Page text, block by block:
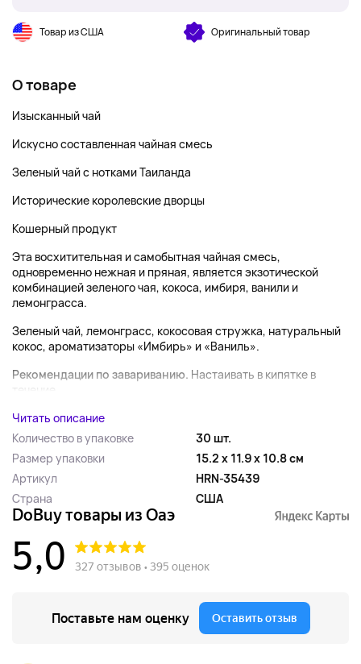
Товар из США Оригинальный товар
О товаре
Изысканный чай
Искусно составленная чайная смесь
Зеленый чай с нотками Таиланда
Исторические королевские дворцы
Кошерный продукт
Эта восхитительная и самобытная чайная смесь,
одновременно нежная и пряная, является экзотической
комбинацией зеленого чая, кокоса, имбиря, ванили и
лемонграсса.
Зеленый чай, лемонграсс, кокосовая стружка, натуральный
кокос, ароматизаторы «Имбирь» и «Ваниль».
Рекомендации по завариванию. Настаивать в кипятке в
течение...
Читать описание
Количество в упаковке
30 шт.
Размер упаковки
15.2 x 11.9 x 10.8 см
Артикул
HRN-35439
Страна
США